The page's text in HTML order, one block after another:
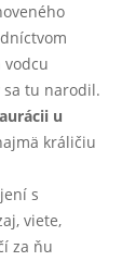
tu narodil.
u
králičiu
s
viete,
za ňu